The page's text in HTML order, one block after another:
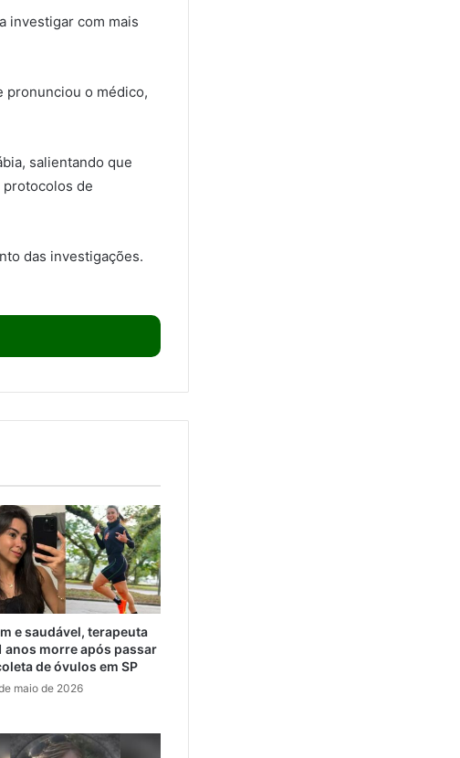
investigar com mais
pronunciou o médico,
salientando que
protocolos de
das investigações.
e saudável, terapeuta
anos morre após passar
de óvulos em SP
maio de 2026